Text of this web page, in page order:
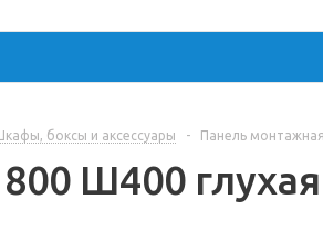
боксы и аксессуары - Панель монтажная
Ш400 глухая